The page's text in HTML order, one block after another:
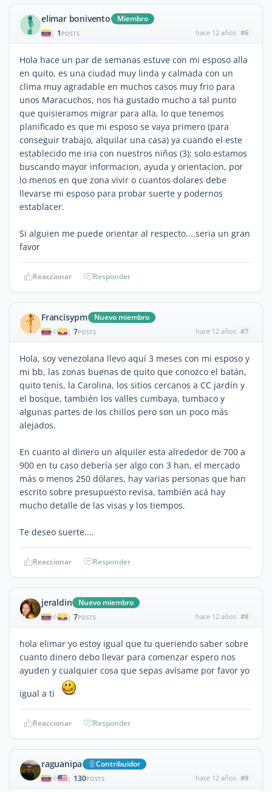
elimar bonivento Miembro
| 1 POSTS hace 12 años #6
Hola hace un par de semanas estuve con mi esposo alla
en quito, es una ciudad muy linda y calmada con un
clima muy agradable en muchos casos muy frio para
unos Maracuchos, nos ha gustado mucho a tal punto
que quisieramos migrar para alla, lo que tenemos
planificado es que mi esposo se vaya primero (para
conseguir trabajo, alquilar una casa) ya cuando el este
establecido me iria con nuestros niños (3); solo estamos
buscando mayor informacion, ayuda y orientacion, por
lo menos en que zona vivir o cuantos dolares debe
llevarse mi esposo para probar suerte y podernos
establacer.
Si alguien me puede orientar al respecto....seria un gran
favor
Reaccionar Responder
Francisypm Nuevo miembro
| 7POSTS hace 12 años #7
Hola, soy venezolana llevo aquí 3 meses con mi esposo y
mi bb, las zonas buenas de quito que conozco el batán,
quito tenis, la Carolina, los sitios cercanos a CC jardín y
el bosque, también los valles cumbaya, tumbaco y
algunas partes de los chillos pero son un poco más
alejados.
En cuanto al dinero un alquiler esta alrededor de 700 a
900 en tu caso debería ser algo con 3 han, el mercado
más o menos 250 dólares, hay varias personas que han
escrito sobre presupuesto revisa, también acá hay
mucho detalle de las visas y los tiempos.
Te deseo suerte....
Reaccionar Responder
jeraldin Nuevo miembro
| 7POSTS hace 12 años #8
hola elimar yo estoy igual que tu queriendo saber sobre
cuanto dinero debo llevar para comenzar espero nos
ayuden y cualquier cosa que sepas avísame por favor yo
igual a ti
Reaccionar Responder
raguanipa Contribuidor
| 130POSTS hace 12 años #9